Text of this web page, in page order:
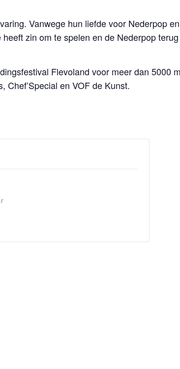
Vanwege hun liefde voor Nederpop
zin om te spelen en de Nederpop
Flevoland voor meer dan 5000
Chef’Special en VOF de Kunst.